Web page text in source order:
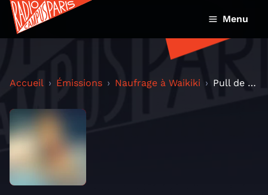
Menu
Accueil Émissions Naufrage à Waikiki Pull de Noël et musique // Reprends-moi #6